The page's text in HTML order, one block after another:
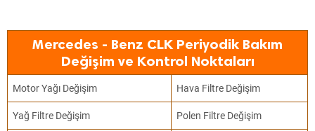
Mercedes - Benz CLK Periyodik Bakım
Değişim ve Kontrol Noktaları
Motor Yağı Değişim Hava Filtre Değişim
Yağ Filtre Değişim Polen Filtre Değişim